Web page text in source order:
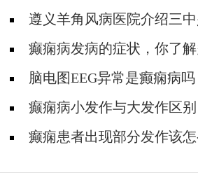
遵义羊角风病医院介绍三
型
癫痫病发病的症状，你了解
脑电图EEG异常是癫痫病吗
癫痫病小发作与大发作区别
癫痫患者出现部分发作该